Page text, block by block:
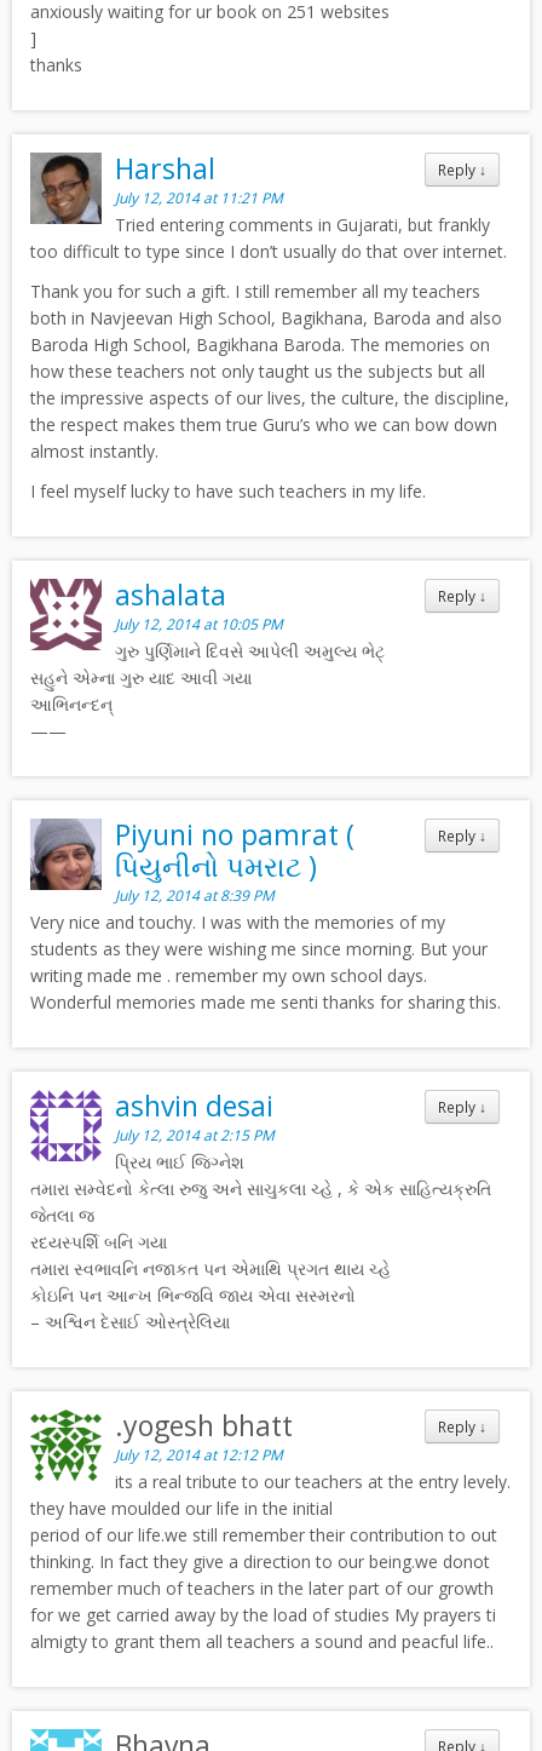
anxiously waiting for ur book on 251 websites
]
thanks
Reply ↓
Harshal
July 12, 2014 at 11:21 PM
Tried entering comments in Gujarati, but frankly
too difficult to type since I don’t usually do that over internet.
Thank you for such a gift. I still remember all my teachers
both in Navjeevan High School, Bagikhana, Baroda and also
Baroda High School, Bagikhana Baroda. The memories on
how these teachers not only taught us the subjects but all
the impressive aspects of our lives, the culture, the discipline,
the respect makes them true Guru’s who we can bow down
almost instantly.
I feel myself lucky to have such teachers in my life.
Reply ↓
ashalata
July 12, 2014 at 10:05 PM
ગુરુ પુર્ણિમાને દિવસે આપેલી અમુલ્ય ભેટ્
સહુને એમ્ના ગુરુ યાદ આવી ગયા
આભિનન્દન્
——
Reply ↓
Piyuni no pamrat (
પિયુનીનો પમરાટ )
July 12, 2014 at 8:39 PM
Very nice and touchy. I was with the memories of my
students as they were wishing me since morning. But your
writing made me . remember my own school days.
Wonderful memories made me senti thanks for sharing this.
Reply ↓
ashvin desai
July 12, 2014 at 2:15 PM
પ્રિય ભાઈ જિગ્નેશ
તમારા સમ્વેદનો કેત્લા રુજુ અને સાચુકલા ચ્હે , કે એક સાહિત્યક્રુતિ
જેતલા જ
રદયસ્પર્શિ બનિ ગયા
તમારા સ્વભાવનિ નજાકત પન એમાથિ પ્રગત થાય ચ્હે
કોઇનિ પન આન્ખ ભિન્જવિ જાય એવા સસ્મરનો
– અશ્વિન દેસાઈ ઓસ્ત્રેલિયા
Reply ↓
.yogesh bhatt
July 12, 2014 at 12:12 PM
its a real tribute to our teachers at the entry levely.
they have moulded our life in the initial
period of our life.we still remember their contribution to out
thinking. In fact they give a direction to our being.we donot
remember much of teachers in the later part of our growth
for we get carried away by the load of studies My prayers ti
almigty to grant them all teachers a sound and peacful life..
Reply ↓